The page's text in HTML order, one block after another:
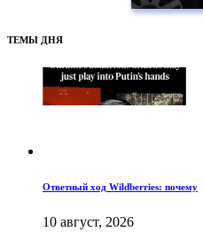
ТЕМЫ ДНЯ
Ответный ход Wildberries: почему
10 август, 2026